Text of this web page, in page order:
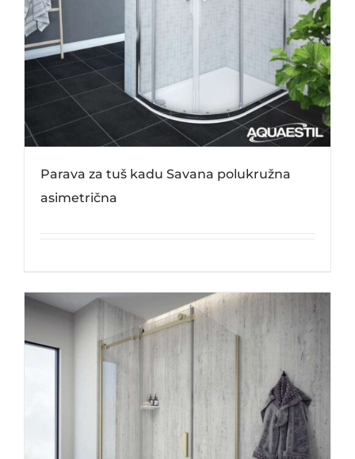
Parava za tuš kadu Savana polukružna
asimetrična